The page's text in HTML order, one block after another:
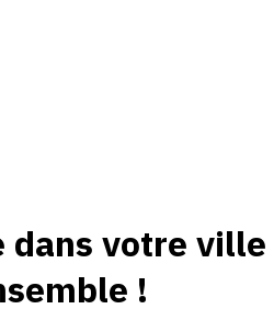
dans votre ville
!